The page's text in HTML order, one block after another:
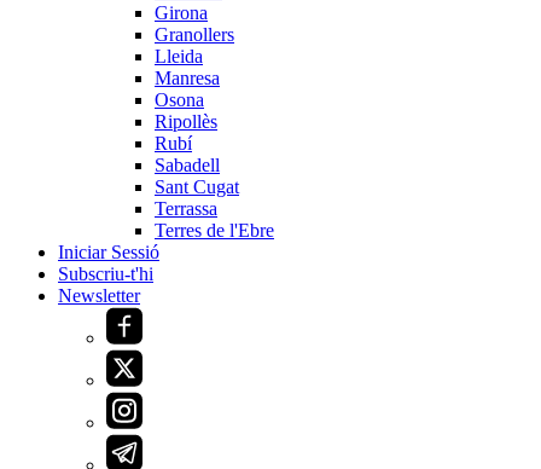
Girona
Granollers
Lleida
Manresa
Osona
Ripollès
Rubí
Sabadell
Sant Cugat
Terrassa
Terres de l'Ebre
Iniciar Sessió
Subscriu-t'hi
Newsletter